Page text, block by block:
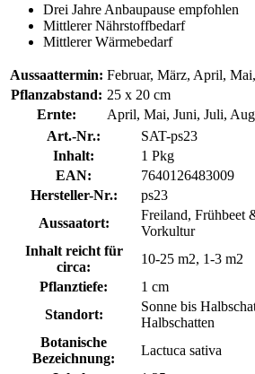
Drei Jahre Anbaupause empfohlen
Mittlerer Nährstoffbedarf
Mittlerer Wärmebedarf
Aussaattermin: Februar, März, April,
Pflanzabstand: 25 x 20 cm
Ernte:
April, Mai, Juni, Juli,
Art.-Nr.:
SAT-ps23
Inhalt:
1 Pkg
EAN:
7640126483009
Hersteller-Nr.:
ps23
Aussaatort:
Freiland, Frühbeet
Vorkultur
Inhalt reicht für
circa:
10-25 m2, 1-3 m2
Pflanztiefe:
1 cm
Standort:
Sonne bis
Halbschatten
Botanische
Bezeichnung:
Lactuca sativa